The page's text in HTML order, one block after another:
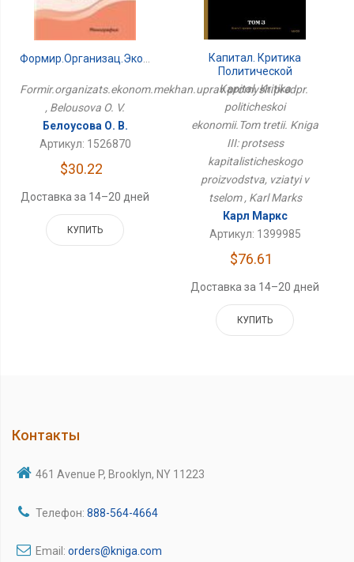
Formir.organizats.ekonom.mekhan.uprav.promysh.predpr.
, Belousova O. V.
Белоусова О. В.
Артикул: 1526870
$30.22
Доставка за 14–20 дней
КУПИТЬ
Капитал. Критика
Политической
Экономии.Том Третий.
Книга III: Процесс
Капиталистического
Производства, Взятый В
Целом
Kapital. Kritika
politicheskoi
ekonomii.Tom tretii. Kniga
III: protsess
kapitalisticheskogo
proizvodstva, vziatyi v
tselom , Karl Marks
Карл Маркс
Артикул: 1399985
$76.61
Доставка за 14–20 дней
КУПИТЬ
Контакты
461 Avenue P, Brooklyn, NY 11223
Телефон: 888-564-4664
Email: orders@kniga.com